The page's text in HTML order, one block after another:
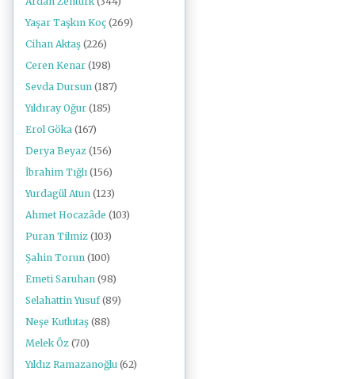
Yaşar Taşkın Koç (269)
Cihan Aktaş (226)
Ceren Kenar (198)
Sevda Dursun (187)
Yıldıray Oğur (185)
Erol Göka (167)
Derya Beyaz (156)
İbrahim Tığlı (156)
Yurdagül Atun (123)
Ahmet Hocazâde (103)
Puran Tilmiz (103)
Şahin Torun (100)
Emeti Saruhan (98)
Selahattin Yusuf (89)
Neşe Kutlutaş (88)
Melek Öz (70)
Yıldız Ramazanoğlu (62)